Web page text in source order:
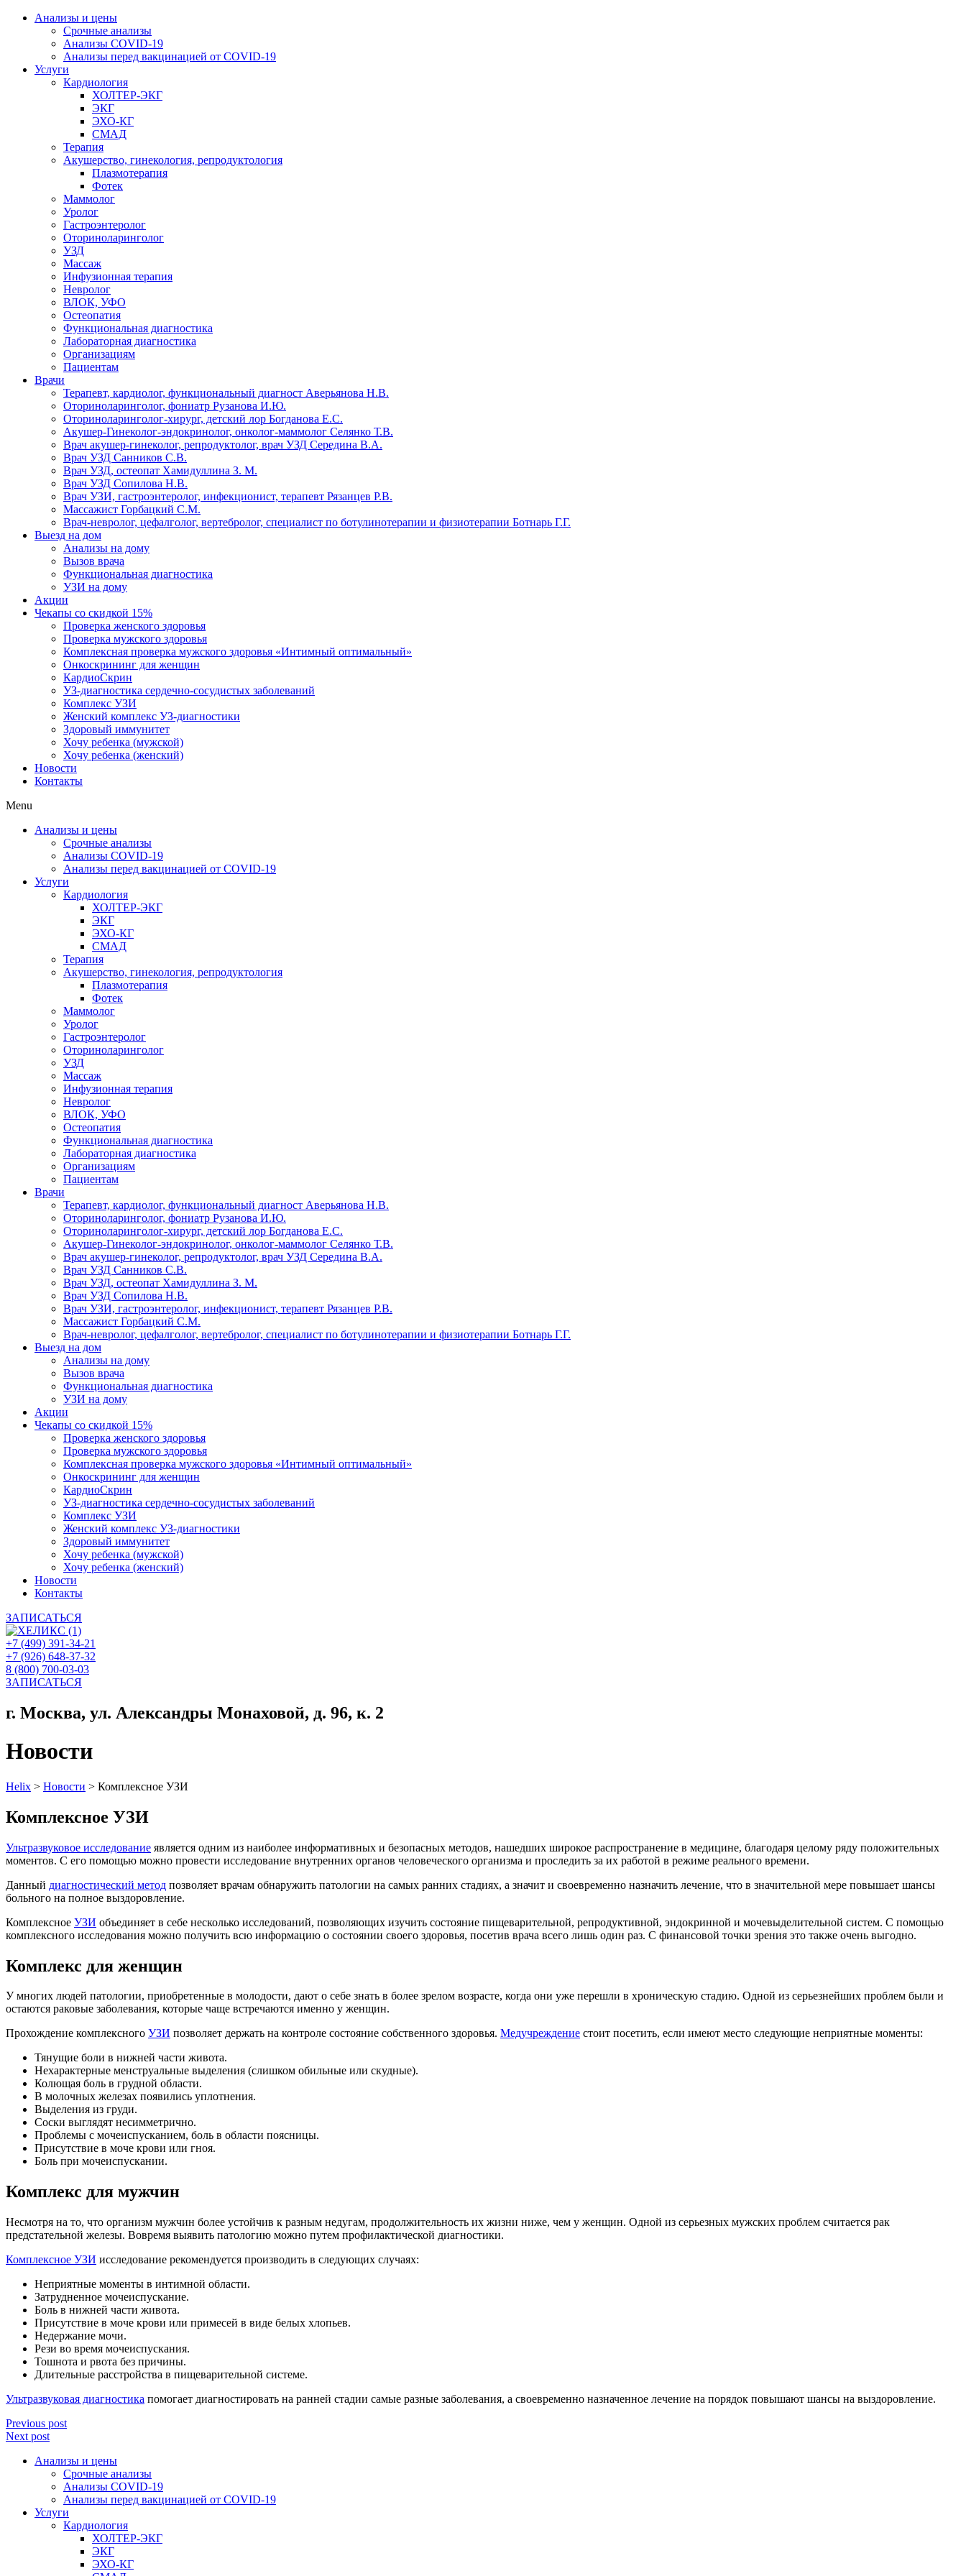
Анализы и цены
Срочные анализы
Анализы COVID-19
Анализы перед вакцинацией от COVID-19
Услуги
Кардиология
ХОЛТЕР-ЭКГ
ЭКГ
ЭХО-КГ
СМАД
Терапия
Акушерство, гинекология, репродуктология
Плазмотерапия
Фотек
Маммолог
Уролог
Гастроэнтеролог
Оториноларинголог
УЗД
Массаж
Инфузионная терапия
Невролог
ВЛОК, УФО
Остеопатия
Функциональная диагностика
Лабораторная диагностика
Организациям
Пациентам
Врачи
Терапевт, кардиолог, функциональный диагност Аверьянова Н.В.
Оториноларинголог, фониатр Рузанова И.Ю.
Оториноларинголог-хирург, детский лор Богданова Е.С.
Акушер-Гинеколог-эндокринолог, онколог-маммолог Селянко Т.В.
Врач акушер-гинеколог, репродуктолог, врач УЗД Середина В.А.
Врач УЗД Санников С.В.
Врач УЗД, остеопат Хамидуллина З. М.
Врач УЗД Сопилова Н.В.
Врач УЗИ, гастроэнтеролог, инфекционист, терапевт Рязанцев Р.В.
Массажист Горбацкий С.М.
Врач-невролог, цефалголог, вертебролог, специалист по ботулинотерапии и физиотерапии Ботнарь Г.Г.
Выезд на дом
Анализы на дому
Вызов врача
Функциональная диагностика
УЗИ на дому
Акции
Чекапы со скидкой 15%
Проверка женского здоровья
Проверка мужского здоровья
Комплексная проверка мужского здоровья «Интимный оптимальный»
Онкоcкрининг для женщин
КардиоСкрин
УЗ-диагностика сердечно-сосудистых заболеваний
Комплекс УЗИ
Женский комплекс УЗ-диагностики
Здоровый иммунитет
Хочу ребенка (мужской)
Хочу ребенка (женский)
Новости
Контакты
Menu
Анализы и цены
Срочные анализы
Анализы COVID-19
Анализы перед вакцинацией от COVID-19
Услуги
Кардиология
ХОЛТЕР-ЭКГ
ЭКГ
ЭХО-КГ
СМАД
Терапия
Акушерство, гинекология, репродуктология
Плазмотерапия
Фотек
Маммолог
Уролог
Гастроэнтеролог
Оториноларинголог
УЗД
Массаж
Инфузионная терапия
Невролог
ВЛОК, УФО
Остеопатия
Функциональная диагностика
Лабораторная диагностика
Организациям
Пациентам
Врачи
Терапевт, кардиолог, функциональный диагност Аверьянова Н.В.
Оториноларинголог, фониатр Рузанова И.Ю.
Оториноларинголог-хирург, детский лор Богданова Е.С.
Акушер-Гинеколог-эндокринолог, онколог-маммолог Селянко Т.В.
Врач акушер-гинеколог, репродуктолог, врач УЗД Середина В.А.
Врач УЗД Санников С.В.
Врач УЗД, остеопат Хамидуллина З. М.
Врач УЗД Сопилова Н.В.
Врач УЗИ, гастроэнтеролог, инфекционист, терапевт Рязанцев Р.В.
Массажист Горбацкий С.М.
Врач-невролог, цефалголог, вертебролог, специалист по ботулинотерапии и физиотерапии Ботнарь Г.Г.
Выезд на дом
Анализы на дому
Вызов врача
Функциональная диагностика
УЗИ на дому
Акции
Чекапы со скидкой 15%
Проверка женского здоровья
Проверка мужского здоровья
Комплексная проверка мужского здоровья «Интимный оптимальный»
Онкоcкрининг для женщин
КардиоСкрин
УЗ-диагностика сердечно-сосудистых заболеваний
Комплекс УЗИ
Женский комплекс УЗ-диагностики
Здоровый иммунитет
Хочу ребенка (мужской)
Хочу ребенка (женский)
Новости
Контакты
ЗАПИСАТЬСЯ
+7 (499) 391-34-21
+7 (926) 648-37-32
8 (800) 700-03-03
ЗАПИСАТЬСЯ
г. Москва, ул. Александры Монаховой, д. 96, к. 2
Новости
Helix > Новости > Комплексное УЗИ
Комплексное УЗИ
Ультразвуковое исследование является одним из наиболее информативных и безопасных методов, нашедших широкое распространение в медицине, благодаря целому ряду положительных
моментов. С его помощью можно провести исследование внутренних органов человеческого организма и проследить за их работой в режиме реального времени.
Данный диагностический метод позволяет врачам обнаружить патологии на самых ранних стадиях, а значит и своевременно назначить лечение, что в значительной мере повышает шансы
больного на полное выздоровление.
Комплексное УЗИ объединяет в себе несколько исследований, позволяющих изучить состояние пищеварительной, репродуктивной, эндокринной и мочевыделительной систем. С помощью
комплексного исследования можно получить всю информацию о состоянии своего здоровья, посетив врача всего лишь один раз. С финансовой точки зрения это также очень выгодно.
Комплекс для женщин
У многих людей патологии, приобретенные в молодости, дают о себе знать в более зрелом возрасте, когда они уже перешли в хроническую стадию. Одной из серьезнейших проблем были и
остаются раковые заболевания, которые чаще встречаются именно у женщин.
Прохождение комплексного УЗИ позволяет держать на контроле состояние собственного здоровья. Медучреждение стоит посетить, если имеют место следующие неприятные моменты:
Тянущие боли в нижней части живота.
Нехарактерные менструальные выделения (слишком обильные или скудные).
Колющая боль в грудной области.
В молочных железах появились уплотнения.
Выделения из груди.
Соски выглядят несимметрично.
Проблемы с мочеиспусканием, боль в области поясницы.
Присутствие в моче крови или гноя.
Боль при мочеиспускании.
Комплекс для мужчин
Несмотря на то, что организм мужчин более устойчив к разным недугам, продолжительность их жизни ниже, чем у женщин. Одной из серьезных мужских проблем считается рак
предстательной железы. Вовремя выявить патологию можно путем профилактической диагностики.
Комплексное УЗИ исследование рекомендуется производить в следующих случаях:
Неприятные моменты в интимной области.
Затрудненное мочеиспускание.
Боль в нижней части живота.
Присутствие в моче крови или примесей в виде белых хлопьев.
Недержание мочи.
Рези во время мочеиспускания.
Тошнота и рвота без причины.
Длительные расстройства в пищеварительной системе.
Ультразвуковая диагностика помогает диагностировать на ранней стадии самые разные заболевания, а своевременно назначенное лечение на порядок повышают шансы на выздоровление.
Previous post
Next post
Анализы и цены
Срочные анализы
Анализы COVID-19
Анализы перед вакцинацией от COVID-19
Услуги
Кардиология
ХОЛТЕР-ЭКГ
ЭКГ
ЭХО-КГ